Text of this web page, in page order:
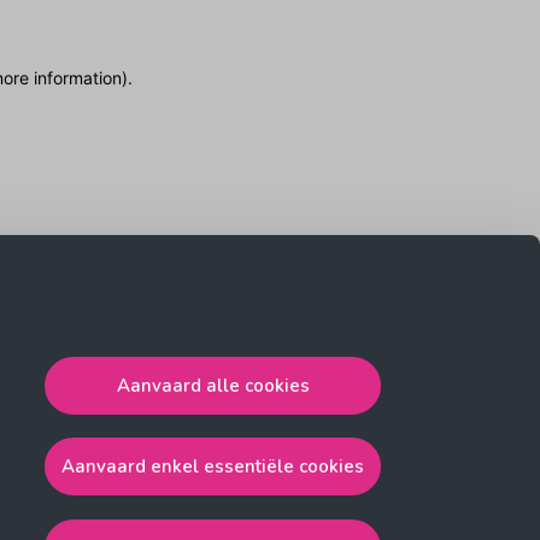
Aanvaard alle cookies
Aanvaard enkel essentiële cookies
information).